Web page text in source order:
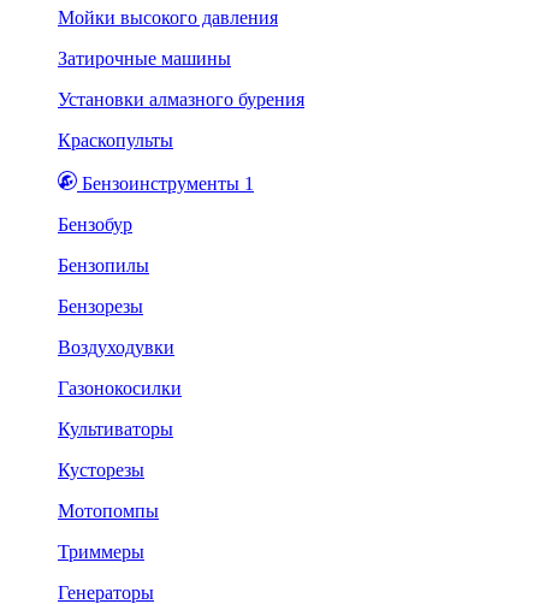
Мойки высокого давления
Затирочные машины
Установки алмазного бурения
Краскопульты
Бензоинструменты 1
Бензобур
Бензопилы
Бензорезы
Воздуходувки
Газонокосилки
Культиваторы
Кусторезы
Мотопомпы
Триммеры
Генераторы